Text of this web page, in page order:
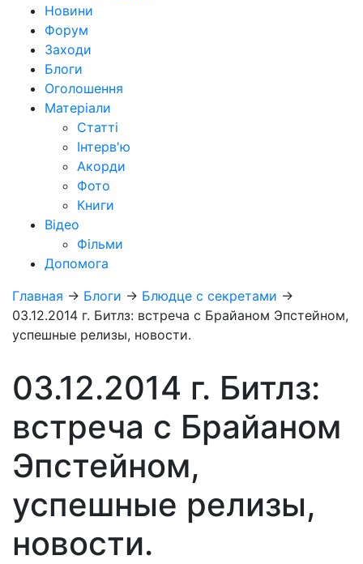
Новини
Форум
Заходи
Блоги
Оголошення
Матеріали
Статті
Інтерв'ю
Акорди
Фото
Книги
Відео
Фільми
Допомога
Главная → Блоги → Блюдце с секретами →
03.12.2014 г. Битлз: встреча с Брайаном Эпстейном,
успешные релизы, новости.
03.12.2014 г. Битлз:
встреча с Брайаном
Эпстейном,
успешные релизы,
новости.